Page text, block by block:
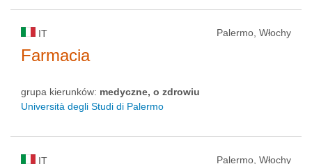
IT Palermo, Włochy
Farmacia
grupa kierunków: medyczne, o zdrowiu
Università degli Studi di Palermo
IT Palermo, Włochy